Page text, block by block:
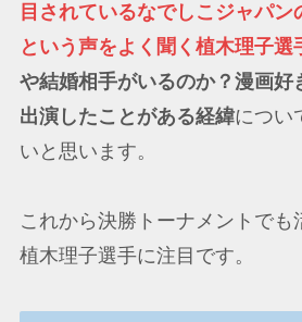
目されているなでしこジャパン
という声をよく聞く植木理子選
や結婚相手がいるのか？漫画好
出演したことがある経緯につい
いと思います。
これから決勝トーナメントでも
植木理子選手に注目です。